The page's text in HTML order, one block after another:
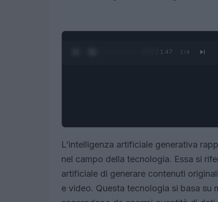
0:28 / 1:47 1 /4
L’intelligenza artificiale generativa
nel campo della tecnologia. Essa si
artificiale di generare contenuti
e video. Questa tecnologia si basa su